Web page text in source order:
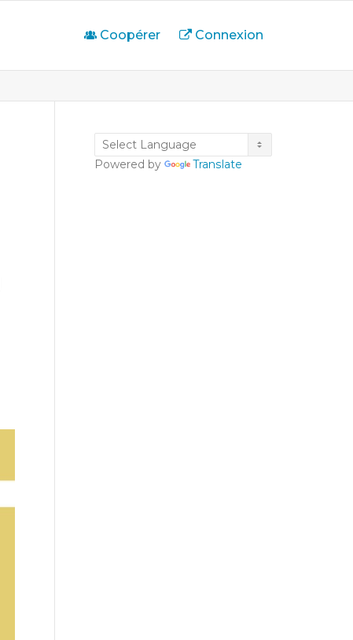
Coopérer Connexion
Powered by Translate